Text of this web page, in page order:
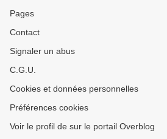
Pages
Contact
Signaler un abus
C.G.U.
Cookies et données personnelles
Préférences cookies
Voir le profil de sur le portail Overblog